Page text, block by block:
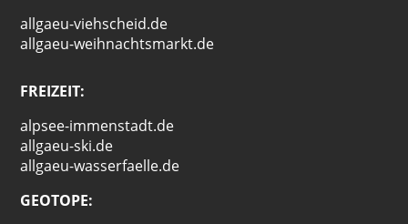
allgaeu-viehscheid.de
allgaeu-weihnachtsmarkt.de
FREIZEIT:
alpsee-immenstadt.de
allgaeu-ski.de
allgaeu-wasserfaelle.de
GEOTOPE: